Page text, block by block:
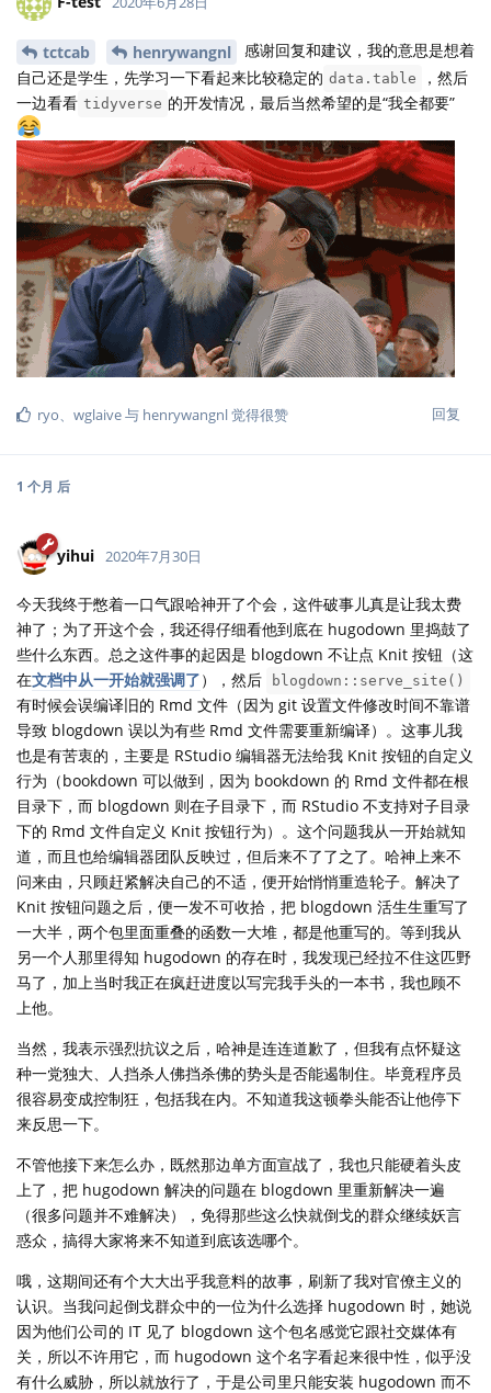
tctcab henrywangnl
感谢回复和建议，我的意思是想着
自己还是学生，先学习一下看起来比较稳定的 data.table
，然后
一边看看 tidyverse 的开发情况，最后当然希望的是“我全都要”
回复
ryo、 wglaive与 henrywangnl觉得很赞
1 个月 后
yihui 2020年7月30日
今天我终于憋着一口气跟哈神开了个会，这件破事儿真是让我太费
神了；为了开这个会，我还得仔细看他到底在 hugodown 里捣鼓了
些什么东西。总之这件事的起因是 blogdown 不让点 Knit 按钮（这
在文档中从一开始就强调了），然后 blogdown::serve_site()
有时候会误编译旧的 Rmd 文件（因为 git 设置文件修改时间不靠谱
导致 blogdown 误以为有些 Rmd 文件需要重新编译）。这事儿我
也是有苦衷的，主要是 RStudio 编辑器无法给我 Knit 按钮的自定义
行为（bookdown 可以做到，因为 bookdown 的 Rmd 文件都在根
目录下，而 blogdown 则在子目录下，而 RStudio 不支持对子目录
下的 Rmd 文件自定义 Knit 按钮行为）。这个问题我从一开始就知
道，而且也给编辑器团队反映过，但后来不了了之了。哈神上来不
问来由，只顾赶紧解决自己的不适，便开始悄悄重造轮子。解决了
Knit 按钮问题之后，便一发不可收拾，把 blogdown 活生生重写了
一大半，两个包里面重叠的函数一大堆，都是他重写的。等到我从
另一个人那里得知 hugodown 的存在时，我发现已经拉不住这匹野
马了，加上当时我正在疯赶进度以写完我手头的一本书，我也顾不
上他。
当然，我表示强烈抗议之后，哈神是连连道歉了，但我有点怀疑这
种一党独大、人挡杀人佛挡杀佛的势头是否能遏制住。毕竟程序员
很容易变成控制狂，包括我在内。不知道我这顿拳头能否让他停下
来反思一下。
不管他接下来怎么办，既然那边单方面宣战了，我也只能硬着头皮
上了，把 hugodown 解决的问题在 blogdown 里重新解决一遍
（很多问题并不难解决），免得那些这么快就倒戈的群众继续妖言
惑众，搞得大家将来不知道到底该选哪个。
哦，这期间还有个大大出乎我意料的故事，刷新了我对官僚主义的
认识。当我问起倒戈群众中的一位为什么选择 hugodown 时，她说
因为他们公司的 IT 见了 blogdown 这个包名感觉它跟社交媒体有
关，所以不许用它，而 hugodown 这个名字看起来很中性，似乎没
有什么威胁，所以就放行了，于是公司里只能安装 hugodown 而不